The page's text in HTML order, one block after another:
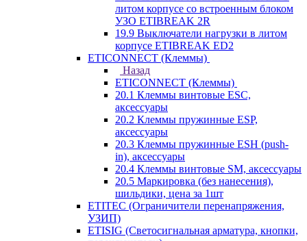
литом корпусе со встроенным блоком
УЗО ETIBREAK 2R
19.9 Выключатели нагрузки в литом
корпусе ETIBREAK ED2
ETICONNECT (Клеммы)
Назад
ETICONNECT (Клеммы)
20.1 Клеммы винтовые ESC,
аксессуары
20.2 Клеммы пружинные ESP,
аксессуары
20.3 Клеммы пружинные ESH (push-
in), аксессуары
20.4 Клеммы винтовые SM, аксессуары
20.5 Маркировка (без нанесения),
шильдики, цена за 1шт
ETITEC (Ограничители перенапряжения,
УЗИП)
ETISIG (Светосигнальная арматура, кнопки,